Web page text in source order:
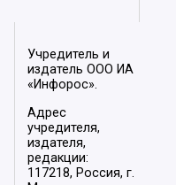
Учредитель и
издатель ООО ИА
«Инфорос».
Адрес
учредителя,
издателя,
редакции:
117218, Россия, г.